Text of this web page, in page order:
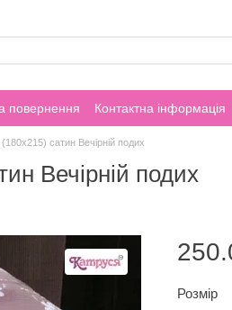
повернення Контактна інформація
сатин Вечірній подих
Вечірній подих
Розмір